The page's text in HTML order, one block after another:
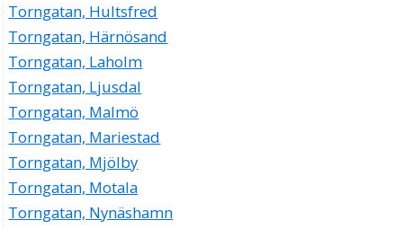
Torngatan, Hultsfred
Torngatan, Härnösand
Torngatan, Laholm
Torngatan, Ljusdal
Torngatan, Malmö
Torngatan, Mariestad
Torngatan, Mjölby
Torngatan, Motala
Torngatan, Nynäshamn